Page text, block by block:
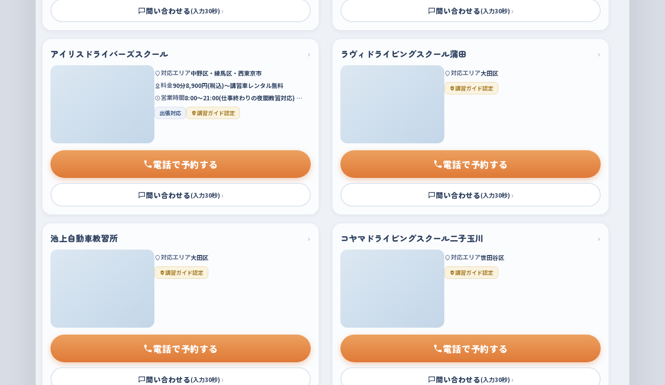
問い合わせる(入力30秒) › 問い合わせる(入力30秒) ›
アイリスドライバーズスクール ›
対応エリア中野区・練馬区・西東京市
料金90分8,900円(税込)～講習車レンタル無料
営業時間8:00～21:00(仕事終わりの夜間教習対応) …
出張対応 講習ガイド認定
電話で予約する
問い合わせる(入力30秒) ›
ラヴィドライビングスクール蒲田 ›
対応エリア大田区
講習ガイド認定
電話で予約する
問い合わせる(入力30秒) ›
池上自動車教習所 ›
対応エリア大田区
講習ガイド認定
電話で予約する
問い合わせる(入力30秒) ›
コヤマドライビングスクール二子玉川 ›
対応エリア世田谷区
講習ガイド認定
電話で予約する
問い合わせる(入力30秒) ›